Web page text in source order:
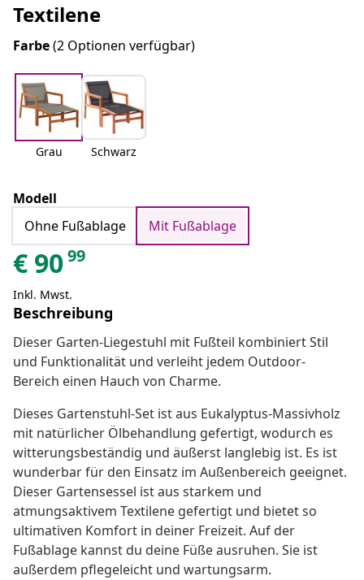
Textilene
Farbe(2 Optionen verfügbar)
Grau Schwarz
Modell
Ohne Fußablage
Mit Fußablage
€ 9099
Inkl. Mwst.
Beschreibung
Dieser Garten-Liegestuhl mit Fußteil kombiniert Stil
und Funktionalität und verleiht jedem Outdoor-
Bereich einen Hauch von Charme.
Dieses Gartenstuhl-Set ist aus Eukalyptus-Massivholz
mit natürlicher Ölbehandlung gefertigt, wodurch es
witterungsbeständig und äußerst langlebig ist. Es ist
wunderbar für den Einsatz im Außenbereich geeignet.
Dieser Gartensessel ist aus starkem und
atmungsaktivem Textilene gefertigt und bietet so
ultimativen Komfort in deiner Freizeit. Auf der
Fußablage kannst du deine Füße ausruhen. Sie ist
außerdem pflegeleicht und wartungsarm.